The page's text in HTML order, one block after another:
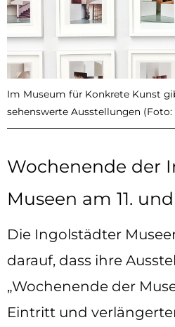
Im Museum für Konkrete Kunst
sehenswerte Ausstellungen (Foto:
Wochenende der
Museen am 11.
Die Ingolstädter
darauf, dass ihre
„Wochenende der
Eintritt und